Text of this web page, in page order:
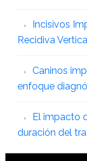
Incisivos
Recidiva
Caninos
enfoque
El impacto
duración del